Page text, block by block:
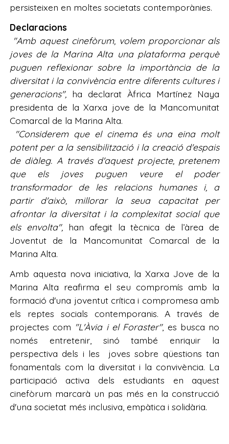
persisteixen en moltes societats contemporànies.
Declaracions
"Amb aquest cinefòrum, volem proporcionar als
joves de la Marina Alta una plataforma perquè
puguen reflexionar sobre la importància de la
diversitat i la convivència entre diferents cultures i
generacions", ha declarat Àfrica Martínez Naya
presidenta de la Xarxa jove de la Mancomunitat
Comarcal de la Marina Alta.
"Considerem que el cinema és una eina molt
potent per a la sensibilització i la creació d'espais
de diàleg. A través d'aquest projecte, pretenem
que els joves puguen veure el poder
transformador de les relacions humanes i, a
partir d'això, millorar la seua capacitat per
afrontar la diversitat i la complexitat social que
els envolta", han afegit la tècnica de l’àrea de
Joventut de la Mancomunitat Comarcal de la
Marina Alta.
Amb aquesta nova iniciativa, la Xarxa Jove de la
Marina Alta reafirma el seu compromís amb la
formació d'una joventut crítica i compromesa amb
els reptes socials contemporanis. A través de
projectes com "L'Àvia i el Foraster", es busca no
només entretenir, sinó també enriquir la
perspectiva dels i les joves sobre qüestions tan
fonamentals com la diversitat i la convivència. La
participació activa dels estudiants en aquest
cinefòrum marcarà un pas més en la construcció
d'una societat més inclusiva, empàtica i solidària.